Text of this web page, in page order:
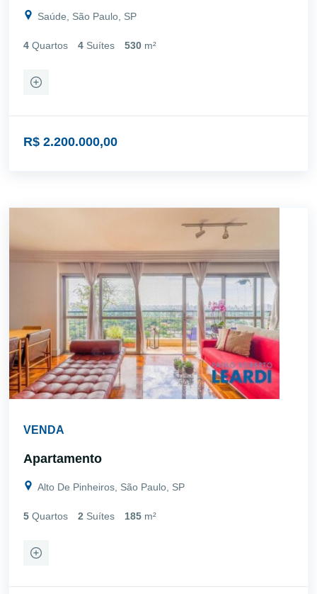
Saúde, São Paulo, SP
4 Quartos 4 Suítes 530 m²
R$ 2.200.000,00
VENDA
Apartamento
Alto De Pinheiros, São Paulo, SP
5 Quartos 2 Suítes 185 m²